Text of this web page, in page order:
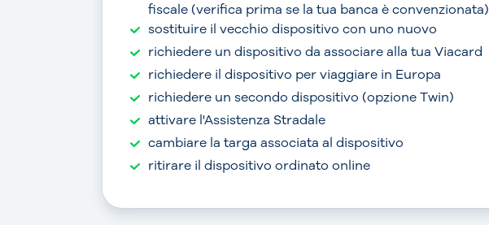
fiscale (verifica prima se la tua banca è convenzionata)
sostituire il vecchio dispositivo con uno nuovo
richiedere un dispositivo da associare alla tua Viacard
richiedere il dispositivo per viaggiare in Europa
richiedere un secondo dispositivo (opzione Twin)
attivare l'Assistenza Stradale
cambiare la targa associata al dispositivo
ritirare il dispositivo ordinato online